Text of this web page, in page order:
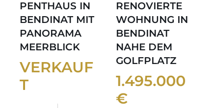
PENTHAUS IN
BENDINAT MIT
PANORAMA
MEERBLICK
VERKAUF
T
RENOVIERTE
WOHNUNG IN
BENDINAT
NAHE DEM
GOLFPLATZ
1.495.000
€